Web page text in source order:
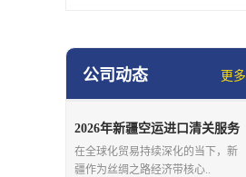
公司动态 更多
2026年新疆空运进口清关服务
商推荐，一站式外贸代理全链
路解析
在全球化贸易持续深化的当下，新
疆作为丝绸之路经济带核心..